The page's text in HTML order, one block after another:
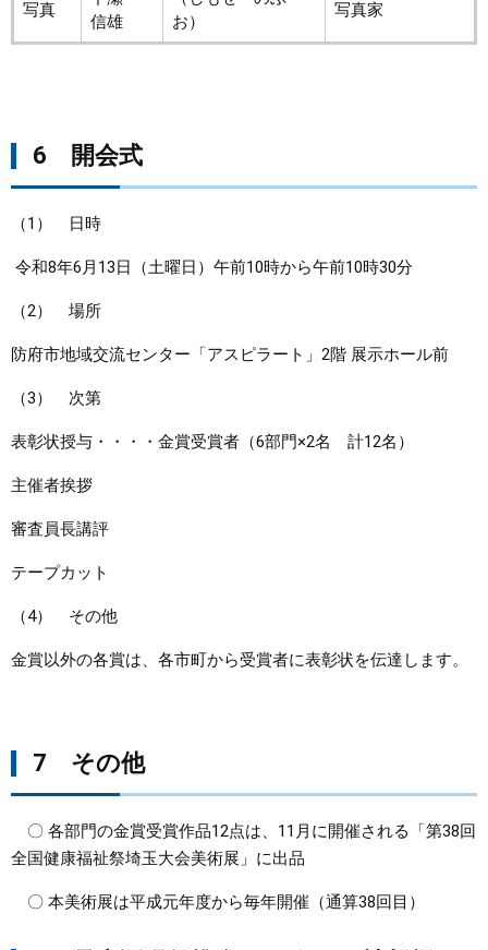
写真
信雄
お）
写真家
6 開会式
（1） 日時
令和8年6月13日（土曜日）午前10時から午前10時30分
（2） 場所
防府市地域交流センター「アスピラート」2階 展示ホール前
（3） 次第
表彰状授与・・・・金賞受賞者（6部門×2名 計12名）
主催者挨拶
審査員長講評
テープカット
（4） その他
金賞以外の各賞は、各市町から受賞者に表彰状を伝達します。
7 その他
〇 各部門の金賞受賞作品12点は、11月に開催される「第38回
全国健康福祉祭埼玉大会美術展」に出品
〇 本美術展は平成元年度から毎年開催（通算38回目）